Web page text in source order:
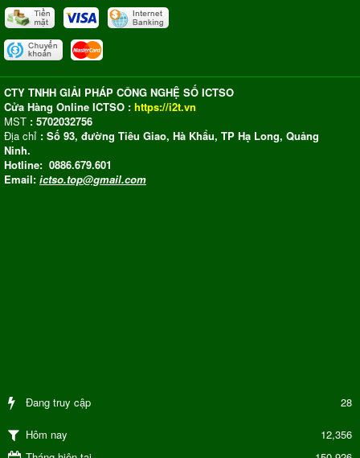
CTY TNHH GIẢI PHÁP CÔNG NGHỆ SỐ ICTSO
Cửa Hàng Online ICTSO : https://i2t.vn
MST : 5702032756
Địa chỉ : Số 93, đường Tiêu Giao, Hà Khẩu, TP Hạ Long, Quảng
Ninh.
Hotline: 0886.679.601
Email: ictso.top@gmail.com
Đang truy cập 28
Hôm nay
12,356